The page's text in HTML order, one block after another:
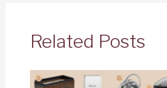
Related Posts